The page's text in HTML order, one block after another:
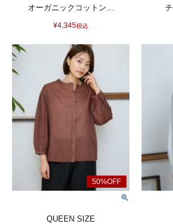
オーガニックコットン...
¥4,345税込
QUEEN SIZE